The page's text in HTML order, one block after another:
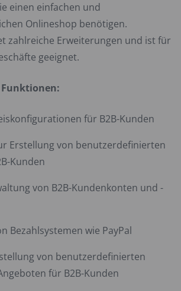
einen einfachen und
Onlineshop benötigen.
zahlreiche Erweiterungen und ist für
geeignet.
für B2B-Kunden
Erstellung von benutzerdefinierten
Kunden
von B2B-Kundenkonten und -
Bezahlsystemen wie PayPal
von benutzerdefinierten
für B2B-Kunden